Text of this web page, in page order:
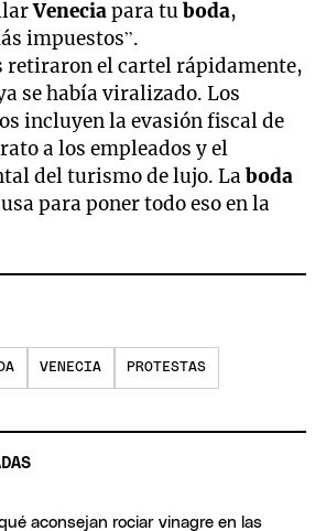
Veneciapara tuboda,
impuestos”.
retiraron el cartel rápidamente,
se había viralizado. Los
incluyen la evasión fiscal de
a los empleados y el
del turismo de lujo. Laboda
para poner todo eso en la
VENECIA PROTESTAS
aconsejan rociar vinagre en las